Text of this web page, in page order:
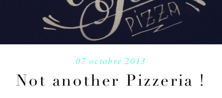
07 octobre 2013
Not another Pizzeria !